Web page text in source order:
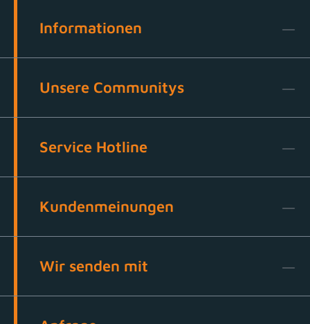
Informationen
Unsere Communitys
Service Hotline
Kundenmeinungen
Wir senden mit